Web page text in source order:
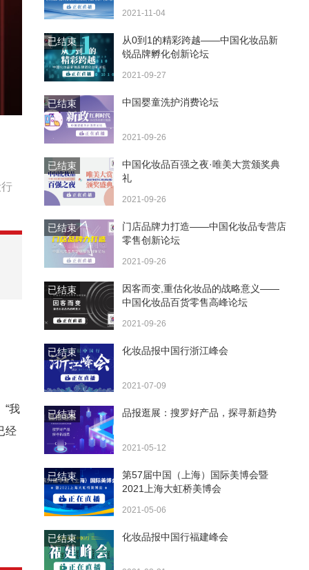
“我
经
2021-11-04
已结束
从0到1的精彩跨越——中国化妆品新
锐品牌孵化创新论坛
2021-09-27
已结束 中国婴童洗护消费论坛
2021-09-26
已结束
中国化妆品百强之夜·唯美大赏颁奖典
礼
2021-09-26
已结束
门店品牌力打造——中国化妆品专营店
零售创新论坛
2021-09-26
已结束
因客而变,重估化妆品的战略意义——
中国化妆品百货零售高峰论坛
2021-09-26
已结束 化妆品报中国行浙江峰会
2021-07-09
已结束 品报逛展：搜罗好产品，探寻新趋势
2021-05-12
已结束
第57届中国（上海）国际美博会暨
2021上海大虹桥美博会
2021-05-06
已结束 化妆品报中国行福建峰会